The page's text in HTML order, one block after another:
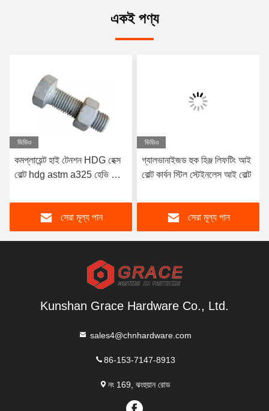
একই পণ্য
ভিডিও
কমপ্লায়েন্ট হাই টেনশন HDG হেক্স
বোল্ট hdg astm a325 হেভি হেক্স
সেরা মূল্য পান
ভিডিও
গ্যালভানাইজড হুক হিঞ্জ লিফটিং আই
বোল্ট কার্বন স্টিল স্টেইনলেস আই বোল্ট
সেরা মূল্য পান
Kunshan Grace Hardware Co., Ltd.
sales4@chnhardware.com
86-153-7147-8913
নং 169, ঝংহুয়ান রোড